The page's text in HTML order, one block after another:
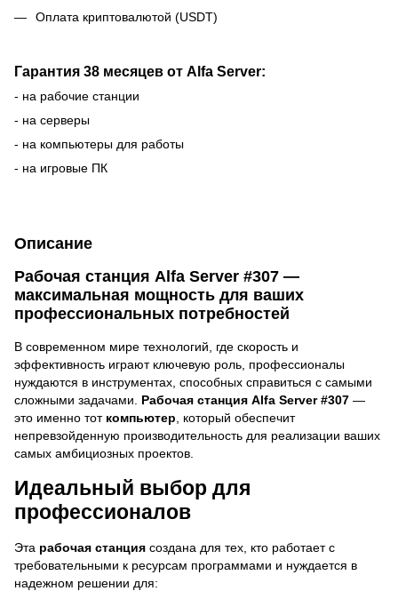
Оплата криптовалютой (USDT)
Гарантия 38 месяцев от Alfa Server:
- на рабочие станции
- на серверы
- на компьютеры для работы
- на игровые ПК
Описание
Рабочая станция Alfa Server #307 —
максимальная мощность для ваших
профессиональных потребностей
В современном мире технологий, где скорость и
эффективность играют ключевую роль, профессионалы
нуждаются в инструментах, способных справиться с самыми
сложными задачами. Рабочая станция Alfa Server #307 —
это именно тот компьютер , который обеспечит
непревзойденную производительность для реализации ваших
самых амбициозных проектов.
Идеальный выбор для
профессионалов
Эта рабочая станция создана для тех, кто работает с
требовательными к ресурсам программами и нуждается в
надежном решении для: